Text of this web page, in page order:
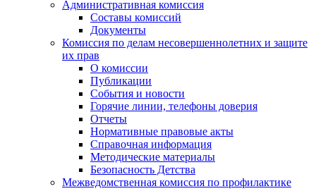
Административная комиссия
Составы комиссий
Документы
Комиссия по делам несовершеннолетних и защите
их прав
О комиссии
Публикации
События и новости
Горячие линии, телефоны доверия
Отчеты
Нормативные правовые акты
Справочная информация
Методические материалы
Безопасность Детства
Межведомственная комиссия по профилактике